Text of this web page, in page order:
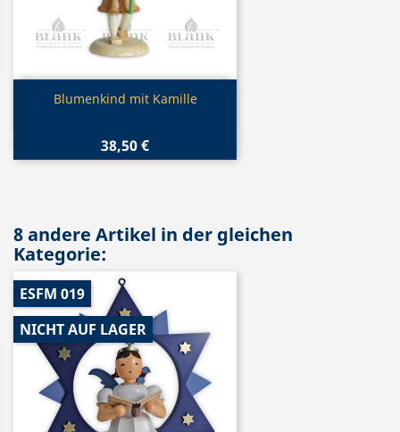
Vorschau
Blumenkind mit Kamille
38,50 €
8 andere Artikel in der gleichen
Kategorie:
ESFM 019
NICHT AUF LAGER